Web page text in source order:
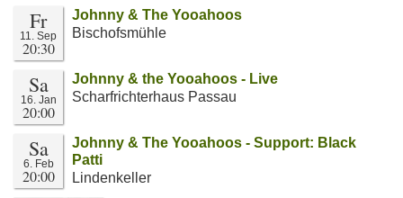
Fr
11. Sep
20:30
Johnny & The Yooahoos
Bischofsmühle
Sa
16. Jan
20:00
Johnny & the Yooahoos - Live
Scharfrichterhaus Passau
Sa
6. Feb
20:00
Johnny & The Yooahoos - Support: Black
Patti
Lindenkeller